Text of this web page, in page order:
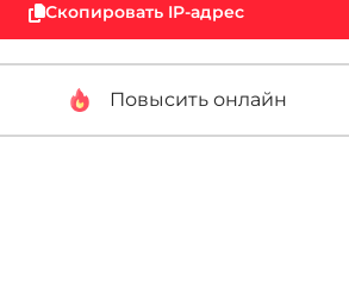
Скопировать IP-адрес
Повысить онлайн